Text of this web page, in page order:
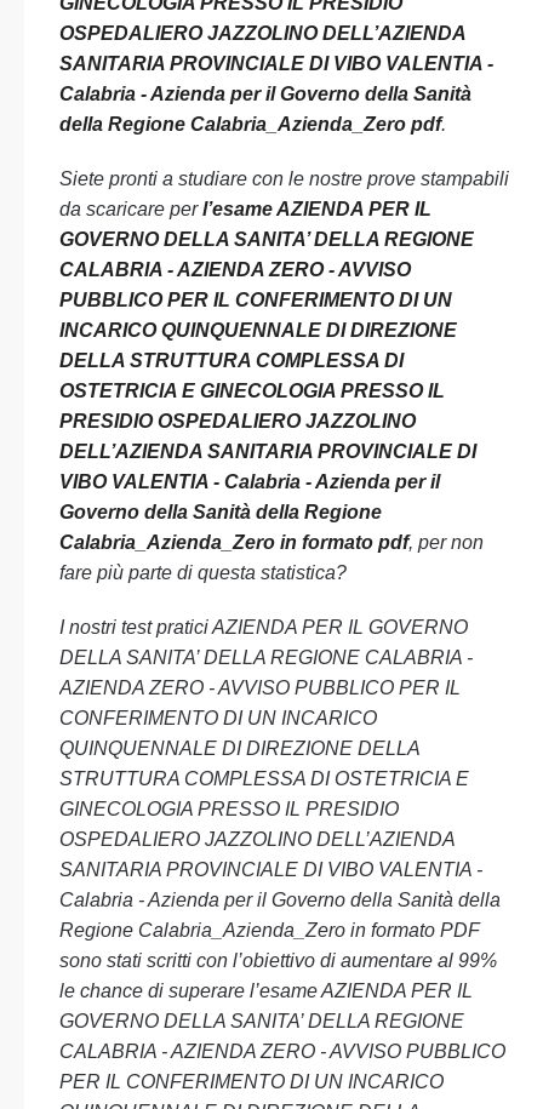
OSPEDALIERO JAZZOLINO DELL’AZIENDA
SANITARIA PROVINCIALE DI VIBO VALENTIA -
Calabria - Azienda per il Governo della Sanità
della Regione Calabria_Azienda_Zero pdf.
Siete pronti a studiare con le nostre prove stampabili
da scaricare perl’esame AZIENDA PER IL
GOVERNO DELLA SANITA’ DELLA REGIONE
CALABRIA - AZIENDA ZERO - AVVISO
PUBBLICO PER IL CONFERIMENTO DI UN
INCARICO QUINQUENNALE DI DIREZIONE
DELLA STRUTTURA COMPLESSA DI
OSTETRICIA E GINECOLOGIA PRESSO IL
PRESIDIO OSPEDALIERO JAZZOLINO
DELL’AZIENDA SANITARIA PROVINCIALE DI
VIBO VALENTIA - Calabria - Azienda per il
Governo della Sanità della Regione
Calabria_Azienda_Zero in formato pdf, per non
fare più parte di questa statistica?
I nostri test pratici AZIENDA PER IL GOVERNO
DELLA SANITA’ DELLA REGIONE CALABRIA -
AZIENDA ZERO - AVVISO PUBBLICO PER IL
CONFERIMENTO DI UN INCARICO
QUINQUENNALE DI DIREZIONE DELLA
STRUTTURA COMPLESSA DI OSTETRICIA E
GINECOLOGIA PRESSO IL PRESIDIO
OSPEDALIERO JAZZOLINO DELL’AZIENDA
SANITARIA PROVINCIALE DI VIBO VALENTIA -
Calabria - Azienda per il Governo della Sanità della
Regione Calabria_Azienda_Zero in formato PDF
sono stati scritti con l’obiettivo di aumentare al 99%
le chance di superare l’esame AZIENDA PER IL
GOVERNO DELLA SANITA’ DELLA REGIONE
CALABRIA - AZIENDA ZERO - AVVISO PUBBLICO
PER IL CONFERIMENTO DI UN INCARICO